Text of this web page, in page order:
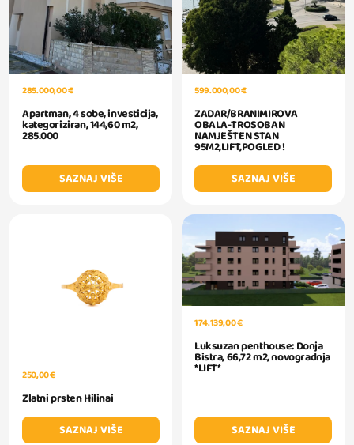
285.000,00 €
Apartman, 4 sobe, investicija,
kategoriziran, 144,60 m2,
285.000
SAZNAJ VIŠE
599.000,00 €
ZADAR/BRANIMIROVA
OBALA-TROSOBAN
NAMJEŠTEN STAN
95M2,LIFT,POGLED !
SAZNAJ VIŠE
250,00 €
Zlatni prsten Hilinai
SAZNAJ VIŠE
174.139,00 €
Luksuzan penthouse: Donja
Bistra, 66,72 m2, novogradnja
*LIFT*
SAZNAJ VIŠE